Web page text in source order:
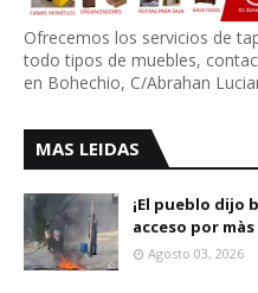
Ofrecemos los servicios de
todo tipos de muebles,
en Bohechio, C/Abrahan
MAS LEIDAS
¡El pueblo dijo
acceso por
Agosto 03, 2026